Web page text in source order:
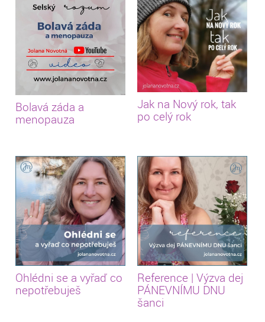
Bolavá záda a
menopauza
Jak na Nový rok, tak
po celý rok
Ohlédni se a vyřaď co
nepotřebuješ
Reference | Výzva dej
PÁNEVNÍMU DNU
šanci